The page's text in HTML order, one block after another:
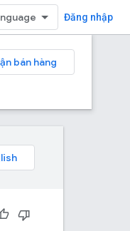
Đăng nhập
bán hàng